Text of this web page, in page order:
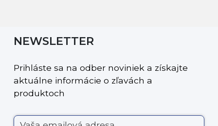
NEWSLETTER
Prihláste sa na odber noviniek a získajte
aktuálne informácie o zľavách a
produktoch